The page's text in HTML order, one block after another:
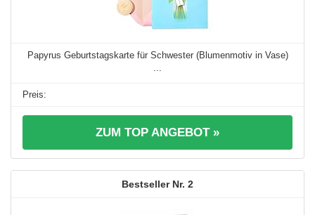
Papyrus Geburtstagskarte für Schwester (Blumenmotiv in Vase)
...
ZUM TOP ANGEBOT »
2